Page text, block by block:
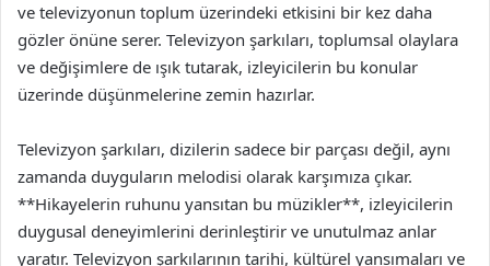
ve televizyonun toplum üzerindeki etkisini bir kez daha
gözler önüne serer. Televizyon şarkıları, toplumsal olaylara
ve değişimlere de ışık tutarak, izleyicilerin bu konular
üzerinde düşünmelerine zemin hazırlar.
Televizyon şarkıları, dizilerin sadece bir parçası değil, aynı
zamanda duyguların melodisi olarak karşımıza çıkar.
**Hikayelerin ruhunu yansıtan bu müzikler**, izleyicilerin
duygusal deneyimlerini derinleştirir ve unutulmaz anlar
yaratır. Televizyon şarkılarının tarihi, kültürel yansımaları ve